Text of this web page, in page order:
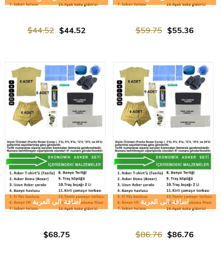
$44.52
$44.52 $55.36
$59.75
اضافة الى العربة
$68.75
اضافة الى العربة
$86.76
$86.76